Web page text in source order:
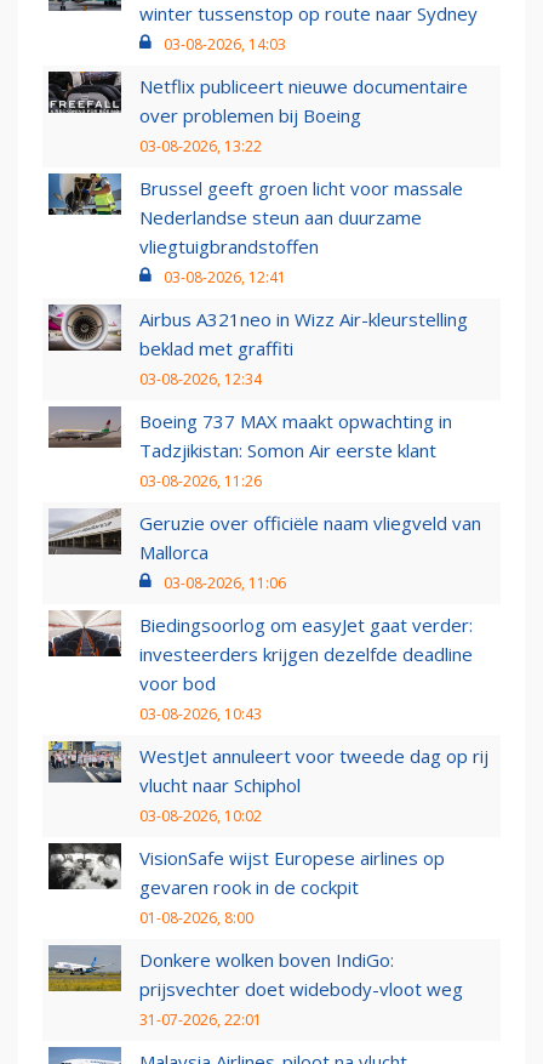
winter tussenstop op route naar Sydney
03-08-2026, 14:03
Netflix publiceert nieuwe documentaire
over problemen bij Boeing
03-08-2026, 13:22
Brussel geeft groen licht voor massale
Nederlandse steun aan duurzame
vliegtuigbrandstoffen
03-08-2026, 12:41
Airbus A321neo in Wizz Air-kleurstelling
beklad met graffiti
03-08-2026, 12:34
Boeing 737 MAX maakt opwachting in
Tadzjikistan: Somon Air eerste klant
03-08-2026, 11:26
Geruzie over officiële naam vliegveld van
Mallorca
03-08-2026, 11:06
Biedingsoorlog om easyJet gaat verder:
investeerders krijgen dezelfde deadline
voor bod
03-08-2026, 10:43
WestJet annuleert voor tweede dag op rij
vlucht naar Schiphol
03-08-2026, 10:02
VisionSafe wijst Europese airlines op
gevaren rook in de cockpit
01-08-2026, 8:00
Donkere wolken boven IndiGo:
prijsvechter doet widebody-vloot weg
31-07-2026, 22:01